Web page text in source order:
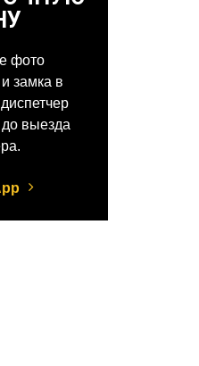
фото
замка в
до выезда